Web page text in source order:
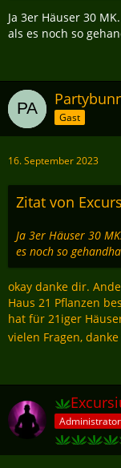
Ja 3er Häuser 30
als es noch so
Gast
16. September 2023
Zitat von
Ja 3er Häuser 30
es noch so
okay danke dir.
Haus 21 Pflanzen
hat für 21iger
vielen Fragen,
Administrator